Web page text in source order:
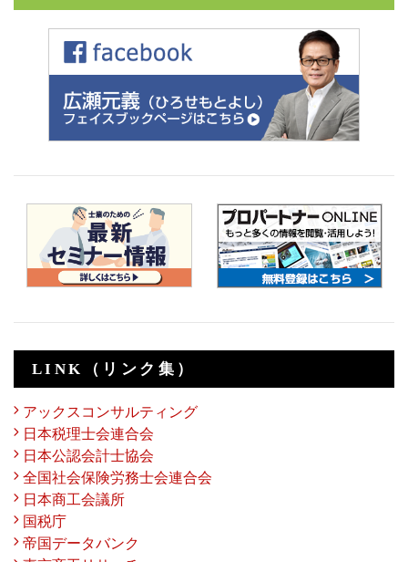
LINK（リンク集）
アックスコンサルティング
日本税理士会連合会
日本公認会計士協会
全国社会保険労務士会連合会
日本商工会議所
国税庁
帝国データバンク